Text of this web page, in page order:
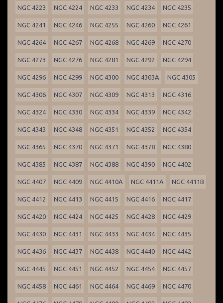
NGC 4223 NGC 4224 NGC 4233 NGC 4234 NGC 4235
NGC 4241 NGC 4246 NGC 4255 NGC 4260 NGC 4261
NGC 4264 NGC 4267 NGC 4268 NGC 4269 NGC 4270
NGC 4273 NGC 4276 NGC 4281 NGC 4292 NGC 4294
NGC 4296 NGC 4299 NGC 4300 NGC 4303A NGC 4305
NGC 4306 NGC 4307 NGC 4309 NGC 4313 NGC 4316
NGC 4324 NGC 4330 NGC 4334 NGC 4339 NGC 4342
NGC 4343 NGC 4348 NGC 4351 NGC 4352 NGC 4354
NGC 4365 NGC 4370 NGC 4371 NGC 4378 NGC 4380
NGC 4385 NGC 4387 NGC 4388 NGC 4390 NGC 4402
NGC 4407 NGC 4409 NGC 4410A NGC 4411A NGC 4411B
NGC 4412 NGC 4413 NGC 4415 NGC 4416 NGC 4417
NGC 4420 NGC 4424 NGC 4425 NGC 4428 NGC 4429
NGC 4430 NGC 4431 NGC 4433 NGC 4434 NGC 4435
NGC 4436 NGC 4437 NGC 4438 NGC 4440 NGC 4442
NGC 4445 NGC 4451 NGC 4452 NGC 4454 NGC 4457
NGC 4458 NGC 4461 NGC 4464 NGC 4469 NGC 4470